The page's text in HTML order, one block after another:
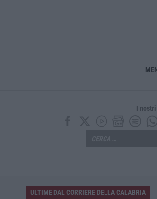
Reggio Calabria, due poliziotti fuori servizio salvano
I
ULTIME DAL CORRIERE DELLA CALABRIA